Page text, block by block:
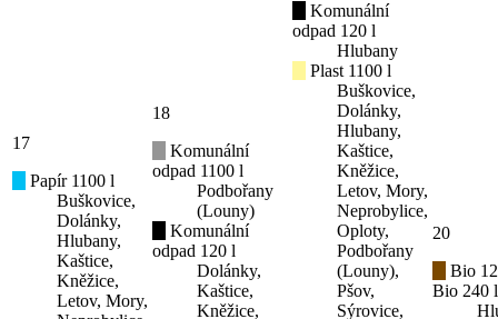
17
Papír 1100 l
Buškovice,
Dolánky,
Hlubany,
Kaštice,
Kněžice,
Letov, Mory,
18
Komunální
odpad 1100 l
Podbořany
(Louny)
Komunální
odpad 120 l
Dolánky,
Kaštice,
Kněžice,
Komunální
odpad 120 l
Hlubany
Plast 1100 l
Buškovice,
Dolánky,
Hlubany,
Kaštice,
Kněžice,
Letov, Mory,
Neprobylice,
Oploty,
Podbořany
(Louny),
Pšov,
Sýrovice,
20
Bio
Bio 240 l